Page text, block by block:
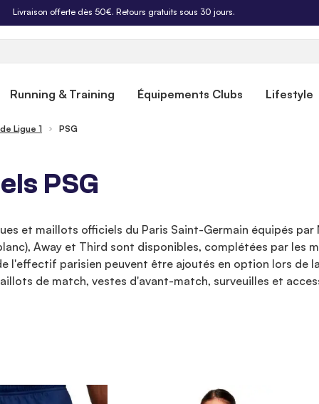
Livraison offerte dès 50€. Retours gratuits sous 30 jours.
Running & Training Équipements Clubs Lifestyle
Ligue 1 PSG
PSG
et maillots officiels du Paris Saint-Germain équipés
Away et Third sont disponibles, complétées par les
l'effectif parisien peuvent être ajoutés en option lors de
de match, vestes d'avant-match, surveuilles et